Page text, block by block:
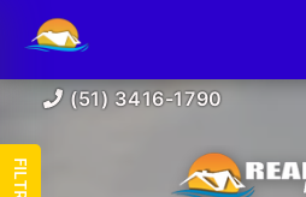
(51) 3416-1790